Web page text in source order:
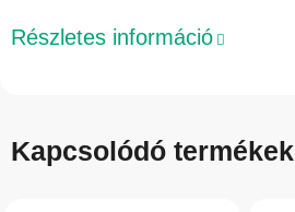
Részletes információ
Kapcsolódó termékek